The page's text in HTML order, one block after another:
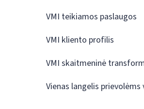
VMI teikiamos paslaugos
VMI kliento profilis
VMI skaitmeninė
Vienas langelis